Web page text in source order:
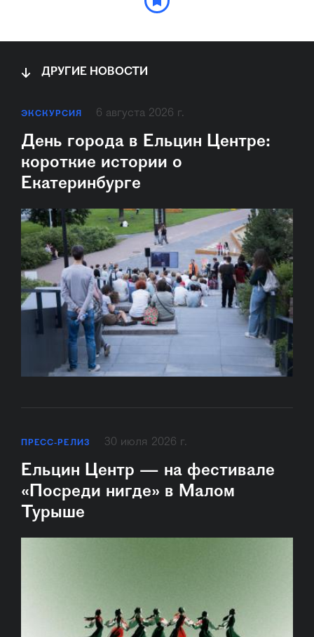
ДРУГИЕ НОВОСТИ
ЭКСКУРСИЯ 6 августа 2026 г.
День города в Ельцин Центре:
короткие истории о
Екатеринбурге
ПРЕСС-РЕЛИЗ 30 июля 2026 г.
Ельцин Центр — на фестивале
«Посреди нигде» в Малом
Турыше